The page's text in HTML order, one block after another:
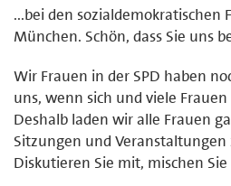
...bei den sozialdemokratischen
München. Schön, dass Sie uns
Wir Frauen in der SPD haben
uns, wenn sich und viele
Deshalb laden wir alle Frauen
Sitzungen und Veranstaltungen
Diskutieren Sie mit, mischen Sie